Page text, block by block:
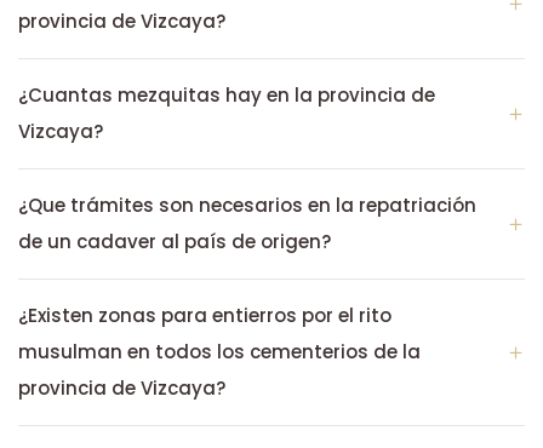
provincia de Vizcaya?
¿Cuantas mezquitas hay en la provincia de
Vizcaya?
¿Que trámites son necesarios en la repatriación
de un cadaver al país de origen?
¿Existen zonas para entierros por el rito
musulman en todos los cementerios de la
provincia de Vizcaya?